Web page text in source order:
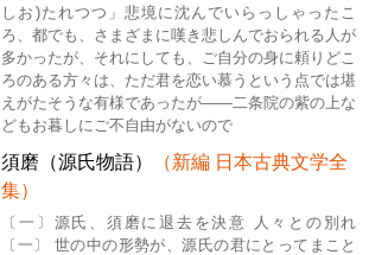
しお)たれつつ」悲境に沈んでいらっしゃったこ
ろ、都でも、さまざまに嘆き悲しんでおられる人が
多かったが、それにしても、ご自分の身に頼りどこ
ろのある方々は、ただ君を恋い慕うという点では堪
えがたそうな有様であったが――二条院の紫の上な
どもお暮しにご不自由がないので
須磨（源氏物語）
（新編 日本古典文学全
集）
〔一〕源氏、須磨に退去を決意 人々との別れ
〔一〕 世の中の形勢が、源氏の君にとってまこと